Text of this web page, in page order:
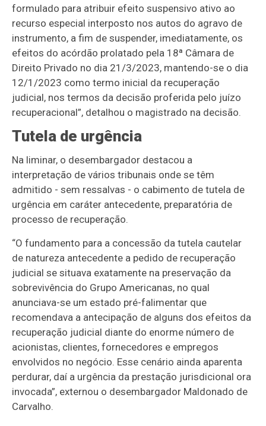
formulado para atribuir efeito suspensivo ativo ao
recurso especial interposto nos autos do agravo de
instrumento, a fim de suspender, imediatamente, os
efeitos do acórdão prolatado pela 18ª Câmara de
Direito Privado no dia 21/3/2023, mantendo-se o dia
12/1/2023 como termo inicial da recuperação
judicial, nos termos da decisão proferida pelo juízo
recuperacional”, detalhou o magistrado na decisão.
Tutela de urgência
Na liminar, o desembargador destacou a
interpretação de vários tribunais onde se têm
admitido - sem ressalvas - o cabimento de tutela de
urgência em caráter antecedente, preparatória de
processo de recuperação.
“O fundamento para a concessão da tutela cautelar
de natureza antecedente a pedido de recuperação
judicial se situava exatamente na preservação da
sobrevivência do Grupo Americanas, no qual
anunciava-se um estado pré-falimentar que
recomendava a antecipação de alguns dos efeitos da
recuperação judicial diante do enorme número de
acionistas, clientes, fornecedores e empregos
envolvidos no negócio. Esse cenário ainda aparenta
perdurar, daí a urgência da prestação jurisdicional ora
invocada”, externou o desembargador Maldonado de
Carvalho.